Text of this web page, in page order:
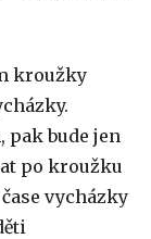
kroužky
pak bude jen
po kroužku
vycházky